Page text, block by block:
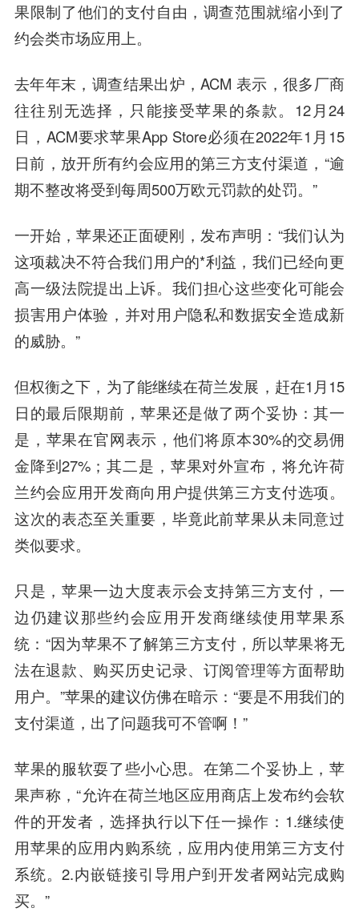
果限制了他们的支付自由，调查范围就缩小到了
约会类市场应用上。
去年年末，调查结果出炉，ACM 表示，很多厂商
往往别无选择，只能接受苹果的条款。12月24
日，ACM要求苹果App Store必须在2022年1月15
日前，放开所有约会应用的第三方支付渠道，“逾
期不整改将受到每周500万欧元罚款的处罚。”
一开始，苹果还正面硬刚，发布声明：“我们认为
这项裁决不符合我们用户的*利益，我们已经向更
高一级法院提出上诉。我们担心这些变化可能会
损害用户体验，并对用户隐私和数据安全造成新
的威胁。”
但权衡之下，为了能继续在荷兰发展，赶在1月15
日的最后限期前，苹果还是做了两个妥协：其一
是，苹果在官网表示，他们将原本30%的交易佣
金降到27%；其二是，苹果对外宣布，将允许荷
兰约会应用开发商向用户提供第三方支付选项。
这次的表态至关重要，毕竟此前苹果从未同意过
类似要求。
只是，苹果一边大度表示会支持第三方支付，一
边仍建议那些约会应用开发商继续使用苹果系
统：“因为苹果不了解第三方支付，所以苹果将无
法在退款、购买历史记录、订阅管理等方面帮助
用户。”苹果的建议仿佛在暗示：“要是不用我们的
支付渠道，出了问题我可不管啊！”
苹果的服软耍了些小心思。 在第二个妥协上，苹
果声称，“允许在荷兰地区应用商店上发布约会软
件的开发者，选择执行以下任一操作 ：1.继续使
用苹果的应用内购系统，应用内使用第三方支付
系统。2.内嵌链接引导用户到开发者网站完成购
买。”